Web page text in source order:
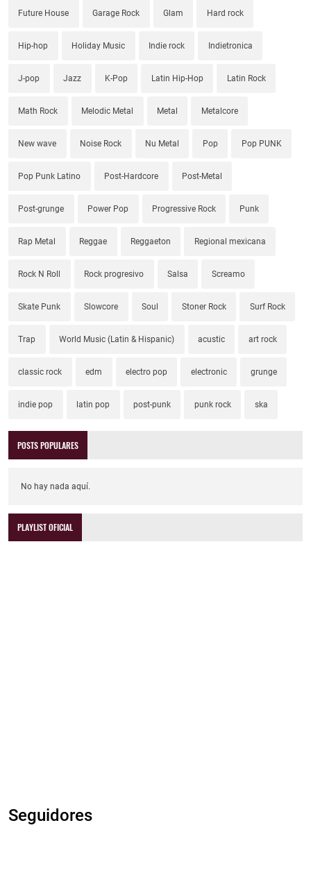
Future House Garage Rock Glam Hard rock
Hip-hop Holiday Music Indie rock Indietronica
J-pop Jazz K-Pop Latin Hip-Hop Latin Rock
Math Rock Melodic Metal Metal Metalcore
New wave Noise Rock Nu Metal Pop Pop PUNK
Pop Punk Latino Post-Hardcore Post-Metal
Post-grunge Power Pop Progressive Rock Punk
Rap Metal Reggae Reggaeton Regional mexicana
Rock N Roll Rock progresivo Salsa Screamo
Skate Punk Slowcore Soul Stoner Rock Surf Rock
Trap World Music (Latin & Hispanic) acustic art rock
classic rock edm electro pop electronic grunge
indie pop latin pop post-punk punk rock ska
POSTS POPULARES
No hay nada aquí.
PLAYLIST OFICIAL
Seguidores